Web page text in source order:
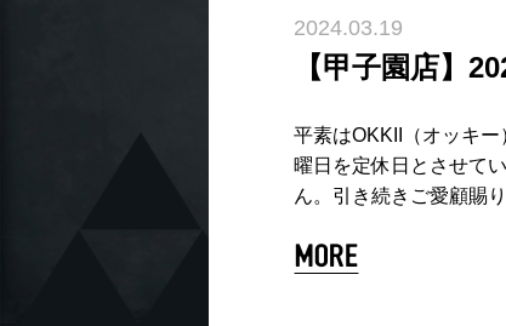
2024.03.19
【甲子園店】
平素はOKKII（オッキ
曜日を定休日とさせて
ん。引き続きご愛顧賜